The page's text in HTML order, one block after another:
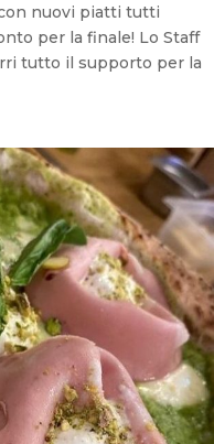
nuovi piatti tutti
per la finale! Lo Staff
tutto il supporto per la